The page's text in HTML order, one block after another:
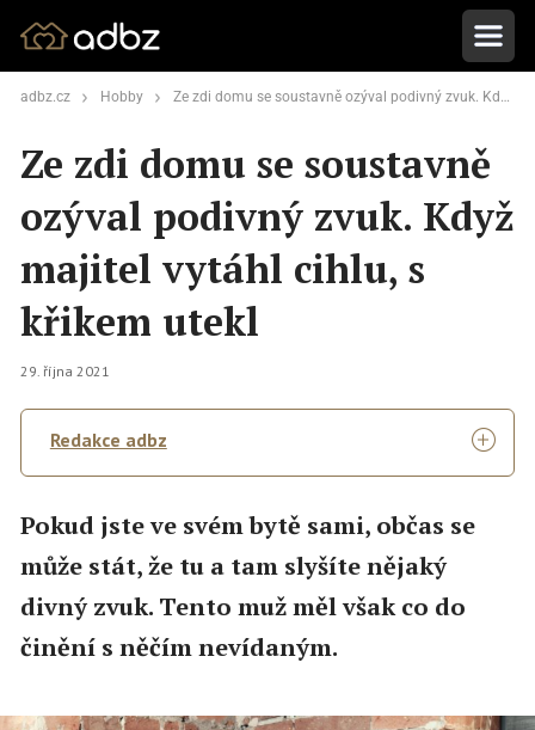
adbz.cz Hobby Ze zdi domu se soustavně ozýval podivný zvuk. Když majitel vytáhl cihlu, s křikem utekl
Ze zdi domu se soustavně
ozýval podivný zvuk. Když
majitel vytáhl cihlu, s
křikem utekl
29. října 2021
Redakce adbz
Pokud jste ve svém bytě sami, občas se
může stát, že tu a tam slyšíte nějaký
divný zvuk. Tento muž měl však co do
činění s něčím nevídaným.